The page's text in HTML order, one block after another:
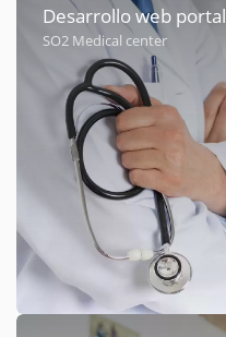
Desarrollo web portal
SO2 Medical center